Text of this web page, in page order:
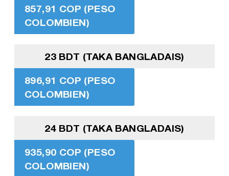
857,91 COP (PESO
COLOMBIEN)
23 BDT (TAKA BANGLADAIS)
896,91 COP (PESO
COLOMBIEN)
24 BDT (TAKA BANGLADAIS)
935,90 COP (PESO
COLOMBIEN)